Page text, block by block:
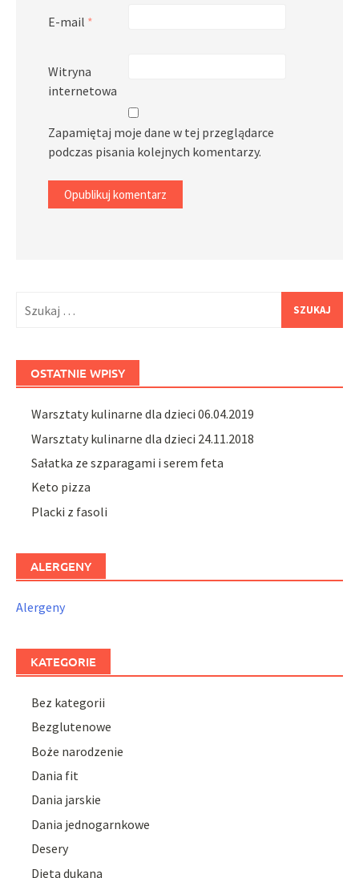
E-mail *
Witryna
internetowa
Zapamiętaj moje dane w tej przeglądarce
podczas pisania kolejnych komentarzy.
OSTATNIE WPISY
Warsztaty kulinarne dla dzieci 06.04.2019
Warsztaty kulinarne dla dzieci 24.11.2018
Sałatka ze szparagami i serem feta
Keto pizza
Placki z fasoli
ALERGENY
Alergeny
KATEGORIE
Bez kategorii
Bezglutenowe
Boże narodzenie
Dania fit
Dania jarskie
Dania jednogarnkowe
Desery
Dieta dukana